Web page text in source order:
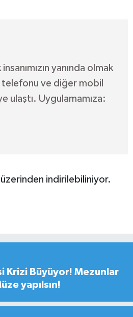
yanında olmak
telefonu ve diğer mobil
ulaştı. Uygulamamıza:
üzerinden indirilebiliniyor.
Krizi Büyüyor! Mezunlar
yapılsın!